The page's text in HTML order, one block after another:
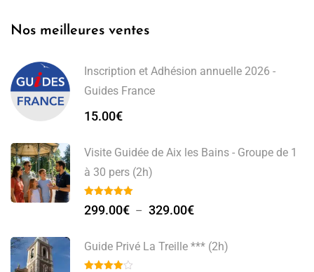
Nos meilleures ventes
Inscription et Adhésion annuelle 2026 -
Guides France
15.00€
Visite Guidée de Aix les Bains - Groupe de 1
à 30 pers (2h)
299.00€ – 329.00€
Guide Privé La Treille *** (2h)